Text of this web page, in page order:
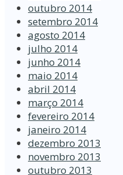
outubro 2014
setembro 2014
agosto 2014
julho 2014
junho 2014
maio 2014
abril 2014
março 2014
fevereiro 2014
janeiro 2014
dezembro 2013
novembro 2013
outubro 2013